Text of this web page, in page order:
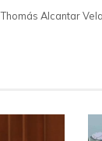
Thomás Alcantar